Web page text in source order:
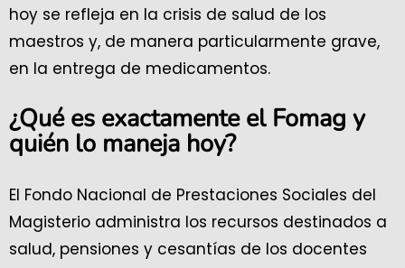
hoy se refleja en la crisis de salud de los
maestros y, de manera particularmente grave,
en la entrega de medicamentos.
¿Qué es exactamente el Fomag y
quién lo maneja hoy?
El Fondo Nacional de Prestaciones Sociales del
Magisterio administra los recursos destinados a
salud, pensiones y cesantías de los docentes